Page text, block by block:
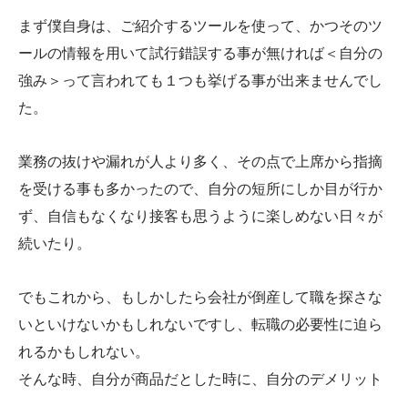
まず僕自身は、ご紹介するツールを使って、かつそのツ
ールの情報を用いて試行錯誤する事が無ければ＜自分の
強み＞って言われても１つも挙げる事が出来ませんでし
た。
業務の抜けや漏れが人より多く、その点で上席から指摘
を受ける事も多かったので、自分の短所にしか目が行か
ず、自信もなくなり接客も思うように楽しめない日々が
続いたり。
でもこれから、もしかしたら会社が倒産して職を探さな
いといけないかもしれないですし、転職の必要性に迫ら
れるかもしれない。
そんな時、自分が商品だとした時に、自分のデメリット